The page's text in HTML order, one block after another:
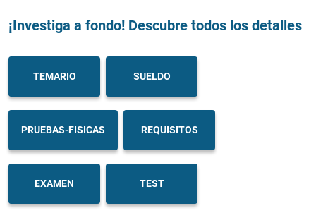
¡Investiga a fondo! Descubre todos los detalles
TEMARIO SUELDO
PRUEBAS-FISICAS REQUISITOS
EXAMEN TEST